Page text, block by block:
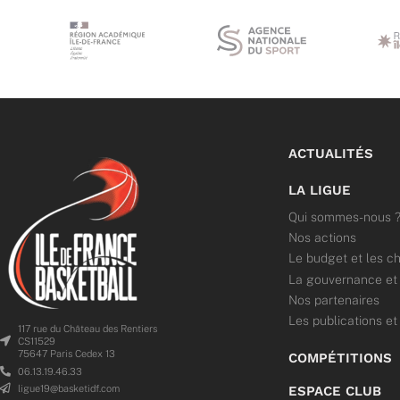
117 rue du Château des Rentiers
CS11529
75647 Paris Cedex 13
06.13.19.46.33
ligue19@basketidf.com
ACTUALITÉS
LA LIGUE
Qui sommes-nous ?
Nos actions
Le budget et les
La gouvernance et
Nos partenaires
Les publications
COMPÉTITIONS
ESPACE CLUB